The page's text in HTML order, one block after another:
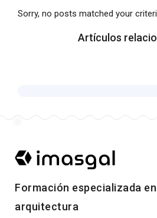
Sorry, no posts matched your
Artículos
Formación especializada
arquitectura